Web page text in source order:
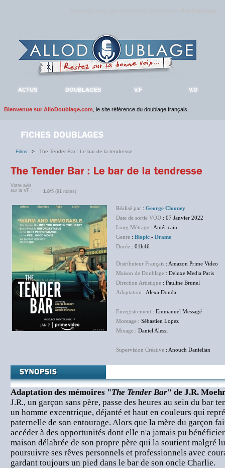
ACTUS DOUBLAGES V.F V.O
Bienvenue sur AlloDoublage.com , le site référence du doublage français.
Films > The Tender Bar : Le bar de la tendresse
Votre avis
sur la VF :
1.8/5 (91 notes)
Réalisé par : George Clooney
Date de sortie VOD : 07 Janvier 2022
Long Métrage : Américain
Genre : Biopic - Drame
Durée : 01h46
Distributeur Français : Amazon Prime Video
Maison de Doublage : Deluxe Media Paris
Direction Artistique : Pauline Brunel
Adaptation : Alexa Donda
Enregistrement : Emmanuel Messagé
Montage : Sébastien Lopez
Mixage : Daniel Alessi
Supervision Créative : Anouch Danielian
Adaptation des mémoires "The Tender Bar" de J.R.
J.R., un garçon sans père, passe des heures au sein du bar
un homme excentrique, déjanté et haut en couleurs qui
paternelle de son entourage. Alors que la mère du garçon
accéder à des opportunités dont elle n'a jamais pu
maison délabrée de son propre père qui la soutient malgré
poursuivre ses rêves personnels et professionnels avec
gardant toujours un pied dans le bar de son oncle Charlie.